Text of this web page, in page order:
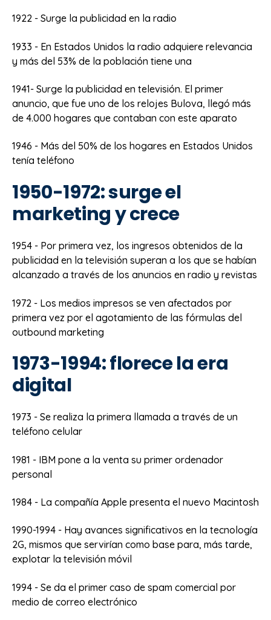
1922 - Surge la publicidad en la radio
1933 - En Estados Unidos la radio adquiere relevancia
y más del 53% de la población tiene una
1941- Surge la publicidad en televisión. El primer
anuncio, que fue uno de los relojes Bulova, llegó más
de 4.000 hogares que contaban con este aparato
1946 - Más del 50% de los hogares en Estados Unidos
tenía teléfono
1950-1972: surge el
marketing y crece
1954 - Por primera vez, los ingresos obtenidos de la
publicidad en la televisión superan a los que se habían
alcanzado a través de los anuncios en radio y revistas
1972 - Los medios impresos se ven afectados por
primera vez por el agotamiento de las fórmulas del
outbound marketing
1973-1994: florece la era
digital
1973 - Se realiza la primera llamada a través de un
teléfono celular
1981 - IBM pone a la venta su primer ordenador
personal
1984 - La compañía Apple presenta el nuevo Macintosh
1990-1994 - Hay avances significativos en la tecnología
2G, mismos que servirían como base para, más tarde,
explotar la televisión móvil
1994 - Se da el primer caso de spam comercial por
medio de correo electrónico